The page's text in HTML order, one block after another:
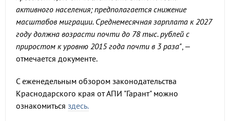
активного населения; предполагается снижение
масштабов миграции. Среднемесячная зарплата к 2027
году должна возрасти почти до 78 тыс. рублей с
приростом к уровню 2015 года почти в 3 раза", –
отмечается документе.
С еженедельным обзором законодательства
Краснодарского края от АПИ "Гарант" можно
ознакомиться здесь.